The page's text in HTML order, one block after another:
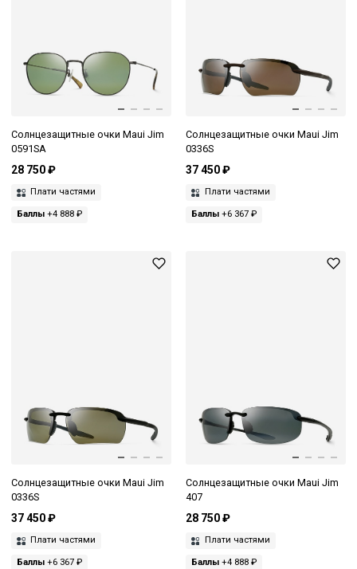
Солнцезащитные очки Maui Jim
0591SA
28 750 ₽
Плати частями
Баллы +4 888 ₽
Солнцезащитные очки Maui Jim
0336S
37 450 ₽
Плати частями
Баллы+6 367 ₽
Солнцезащитные очки Maui Jim
0336S
37 450 ₽
Плати частями
Баллы +6 367 ₽
Солнцезащитные очки Maui Jim
407
28 750 ₽
Плати частями
Баллы+4 888 ₽